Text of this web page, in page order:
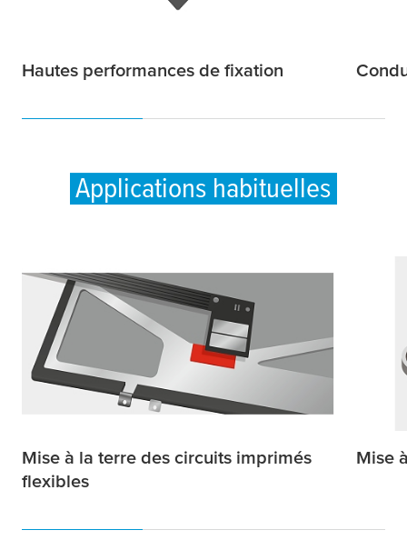
Hautes performances de fixation
Applications habituelles
Mise à la terre des circuits imprimés
flexibles
Mise